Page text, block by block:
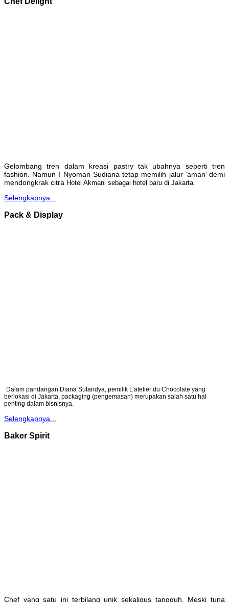
Gelombang tren dalam kreasi pastry tak ubahnya seperti tren
fashion. Namun I Nyoman Sudiana tetap memilih jalur ‘aman’ demi
mendongkrak citra Hotel Akmani sebagai hotel baru di Jakarta.
Selengkapnya...
Pack & Display
Dalam pandangan Diana Sutandya, pemilik L’atelier du Chocolate yang
berlokasi di Jakarta, packaging (pengemasan) merupakan salah satu hal
penting dalam bisnisnya.
Selengkapnya...
Baker Spirit
Chef yang satu ini terbilang unik sekaligus tangguh. Meski tuna